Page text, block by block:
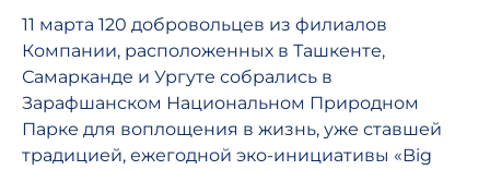
11 марта 120 добровольцев из филиалов
Компании, расположенных в Ташкенте,
Самарканде и Ургуте собрались в
Зарафшанском Национальном Природном
Парке для воплощения в жизнь, уже ставшей
традицией, ежегодной эко-инициативы «Big